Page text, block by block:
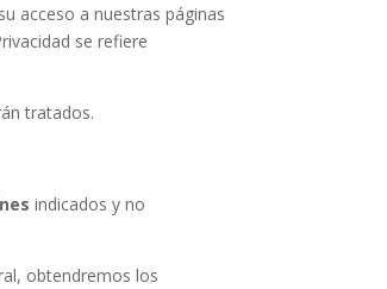
acceso a nuestras páginas
se refiere
tratados.
indicados y no
obtendremos los